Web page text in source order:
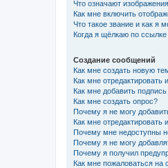
Что означают
Как мне включить
Что такое звание и как я
Когда я щёлкаю по
Создание сообщений
Как мне создать новую
Как мне отредактировать
Как мне добавить
Как мне создать опрос?
Почему я не могу
Как мне отредактировать
Почему мне недоступны
Почему я не могу
Почему я получил
Как мне пожаловаться на